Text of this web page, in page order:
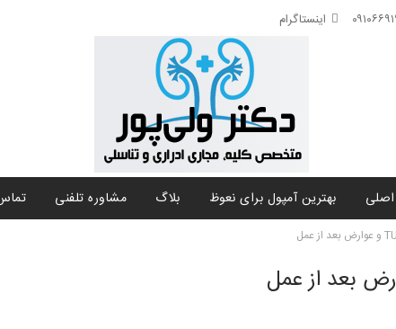
اینستاگرام
بهترین آمپول برای نعوظ بلاگ مشاوره تلفنی